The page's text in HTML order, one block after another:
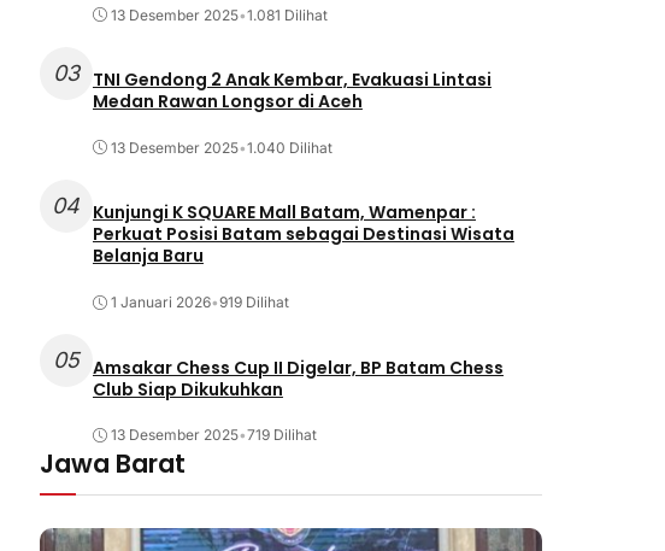
13 Desember 2025•1.081 Dilihat
03
TNI Gendong 2 Anak Kembar, Evakuasi Lintasi
Medan Rawan Longsor di Aceh
13 Desember 2025•1.040 Dilihat
04 Kunjungi K SQUARE Mall Batam, Wamenpar :
Perkuat Posisi Batam sebagai Destinasi Wisata
Belanja Baru
1 Januari 2026•919 Dilihat
05 Amsakar Chess Cup II Digelar, BP Batam Chess
Club Siap Dikukuhkan
13 Desember 2025•719 Dilihat
Jawa Barat